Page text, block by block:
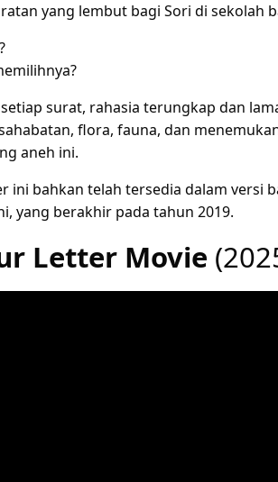
yang lembut bagi Sori di sekolah
surat, rahasia terungkap dan
flora, fauna, dan
aneh ini.
ini bahkan telah tersedia dalam versi
yang berakhir pada tahun 2019.
Letter Movie